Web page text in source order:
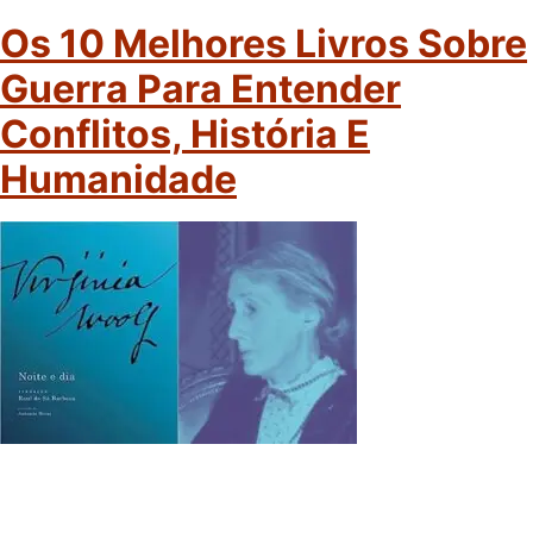
Os 10 Melhores Livros Sobre
Guerra Para Entender
Conflitos, História E
Humanidade